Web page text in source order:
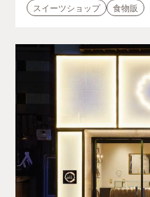
スイーツショップ
食物販